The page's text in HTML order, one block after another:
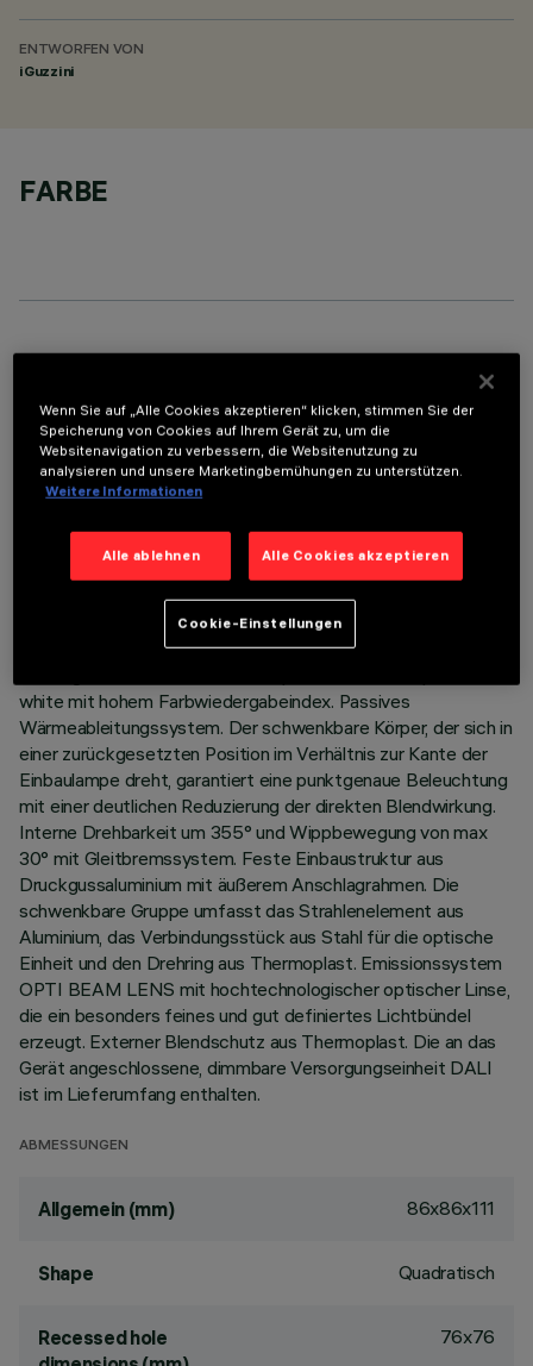
ENTWORFEN VON
iGuzzini
FARBE
OPTIONALE KOMPONENTEN
TECHNISCHE DATEN
white mit hohem Farbwiedergabeindex. Passives
Wärmeableitungssystem. Der schwenkbare Körper, der sich in
einer zurückgesetzten Position im Verhältnis zur Kante der
Einbaulampe dreht, garantiert eine punktgenaue Beleuchtung
mit einer deutlichen Reduzierung der direkten Blendwirkung.
Interne Drehbarkeit um 355° und Wippbewegung von max
30° mit Gleitbremssystem. Feste Einbaustruktur aus
Druckgussaluminium mit äußerem Anschlagrahmen. Die
schwenkbare Gruppe umfasst das Strahlenelement aus
Aluminium, das Verbindungsstück aus Stahl für die optische
Einheit und den Drehring aus Thermoplast. Emissionssystem
OPTI BEAM LENS mit hochtechnologischer optischer Linse,
die ein besonders feines und gut definiertes Lichtbündel
erzeugt. Externer Blendschutz aus Thermoplast. Die an das
Gerät angeschlossene, dimmbare Versorgungseinheit DALI
ist im Lieferumfang enthalten.
ABMESSUNGEN
Allgemein (mm) 86x86x111
Shape Quadratisch
Recessed hole
76x76
Wenn Sie auf „Alle Cookies akzeptieren“ klicken, stimmen Sie der
Speicherung von Cookies auf Ihrem Gerät zu, um die
Websitenavigation zu verbessern, die Websitenutzung zu
analysieren und unsere Marketingbemühungen zu unterstützen.
Weitere Informationen
Alle ablehnen Alle Cookies akzeptieren
Cookie-Einstellungen